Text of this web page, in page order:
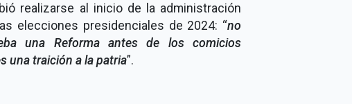
realizarse al inicio de la administración
elecciones presidenciales de 2024: “no
una Reforma antes de los comicios
una traición a la patria”.